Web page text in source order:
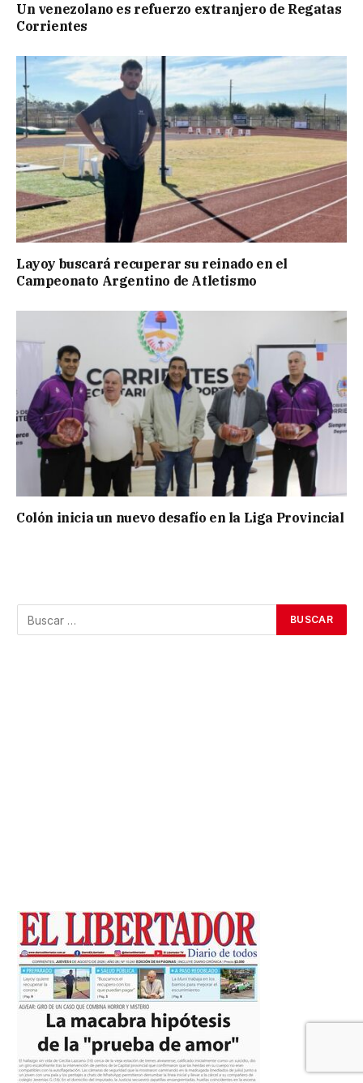
Un venezolano es refuerzo extranjero de Regatas
Corrientes
Layoy buscará recuperar su reinado en el
Campeonato Argentino de Atletismo
Colón inicia un nuevo desafío en la Liga Provincial